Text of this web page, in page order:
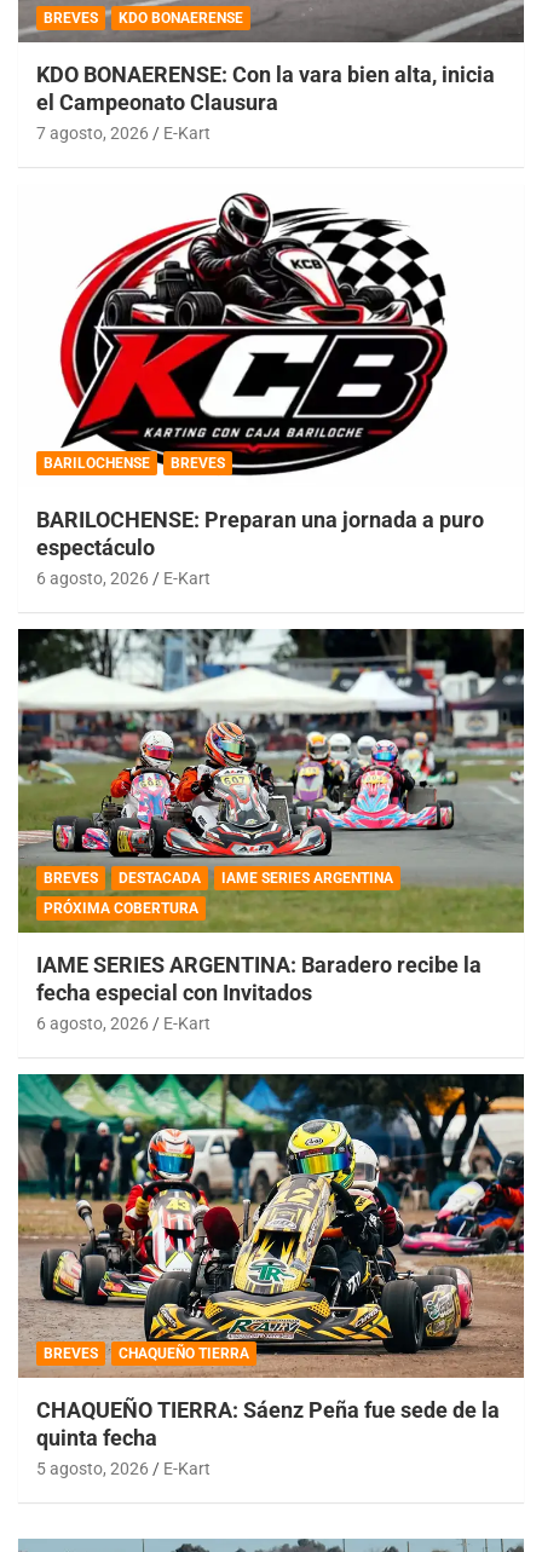
BREVES KDO BONAERENSE
KDO BONAERENSE: Con la vara bien alta, inicia
el Campeonato Clausura
7 agosto, 2026 E-Kart
BARILOCHENSE BREVES
BARILOCHENSE: Preparan una jornada a puro
espectáculo
6 agosto, 2026 E-Kart
BREVES DESTACADA
IAME SERIES ARGENTINA
PRÓXIMA COBERTURA
IAME SERIES ARGENTINA: Baradero recibe la
fecha especial con Invitados
6 agosto, 2026 E-Kart
BREVES CHAQUEÑO TIERRA
CHAQUEÑO TIERRA: Sáenz Peña fue sede de la
quinta fecha
5 agosto, 2026 E-Kart